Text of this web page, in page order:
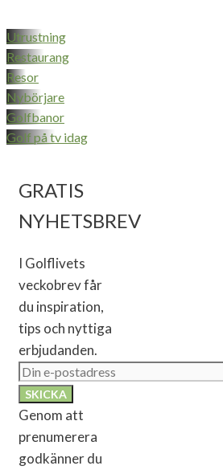
Utrustning
Restaurang
Resor
Nybörjare
Golfbanor
Golf på tv idag
GRATIS
NYHETSBREV
I Golflivets
veckobrev får
du inspiration,
tips och nyttiga
erbjudanden.
Genom att
prenumerera
godkänner du